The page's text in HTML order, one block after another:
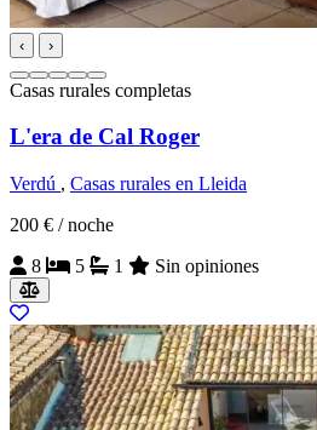
‹ ›
Casas rurales completas
L'era de Cal Roger
Verdú , Casas rurales en Lleida
200 € / noche
8
5 1 Sin opiniones